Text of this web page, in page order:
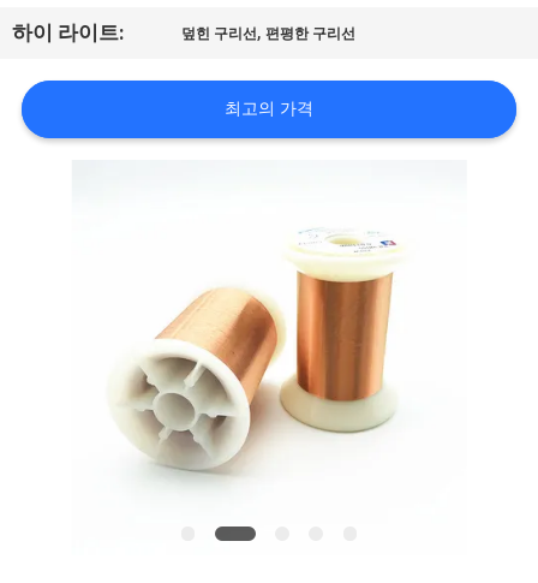
장
하이 라이트: 덮힌 구리선,편평한 구리선
최고의 가격